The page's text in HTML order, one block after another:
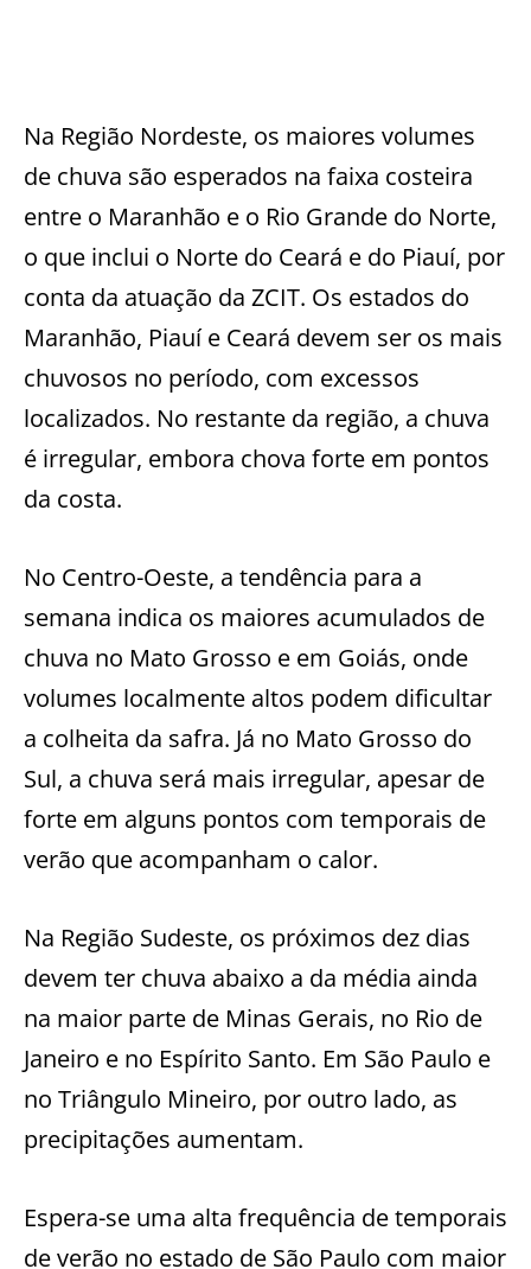
Na Região Nordeste, os maiores volumes
de chuva são esperados na faixa costeira
entre o Maranhão e o Rio Grande do Norte,
o que inclui o Norte do Ceará e do Piauí, por
conta da atuação da ZCIT. Os estados do
Maranhão, Piauí e Ceará devem ser os mais
chuvosos no período, com excessos
localizados. No restante da região, a chuva
é irregular, embora chova forte em pontos
da costa.
No Centro-Oeste, a tendência para a
semana indica os maiores acumulados de
chuva no Mato Grosso e em Goiás, onde
volumes localmente altos podem dificultar
a colheita da safra. Já no Mato Grosso do
Sul, a chuva será mais irregular, apesar de
forte em alguns pontos com temporais de
verão que acompanham o calor.
Na Região Sudeste, os próximos dez dias
devem ter chuva abaixo a da média ainda
na maior parte de Minas Gerais, no Rio de
Janeiro e no Espírito Santo. Em São Paulo e
no Triângulo Mineiro, por outro lado, as
precipitações aumentam.
Espera-se uma alta frequência de temporais
de verão no estado de São Paulo com maior